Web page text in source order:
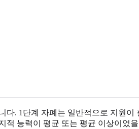
다. 1단계 자폐는 일반적으로 지원이
적 능력이 평균 또는 평균 이상이었